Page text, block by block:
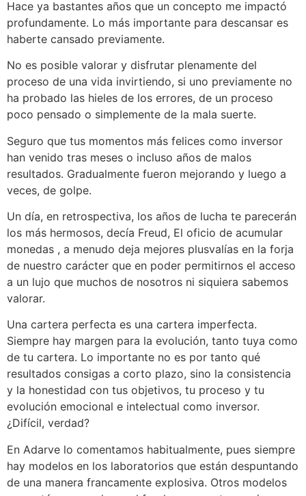
Hace ya bastantes años que un concepto me impactó
profundamente. Lo más importante para descansar es
haberte cansado previamente.
No es posible valorar y disfrutar plenamente del
proceso de una vida invirtiendo, si uno previamente no
ha probado las hieles de los errores, de un proceso
poco pensado o simplemente de la mala suerte.
Seguro que tus momentos más felices como inversor
han venido tras meses o incluso años de malos
resultados. Gradualmente fueron mejorando y luego a
veces, de golpe.
Un día, en retrospectiva, los años de lucha te parecerán
los más hermosos, decía Freud, El oficio de acumular
monedas , a menudo deja mejores plusvalías en la forja
de nuestro carácter que en poder permitirnos el acceso
a un lujo que muchos de nosotros ni siquiera sabemos
valorar.
Una cartera perfecta es una cartera imperfecta.
Siempre hay margen para la evolución, tanto tuya como
de tu cartera. Lo importante no es por tanto qué
resultados consigas a corto plazo, sino la consistencia
y la honestidad con tus objetivos, tu proceso y tu
evolución emocional e intelectual como inversor.
¿Difícil, verdad?
En Adarve lo comentamos habitualmente, pues siempre
hay modelos en los laboratorios que están despuntando
de una manera francamente explosiva. Otros modelos